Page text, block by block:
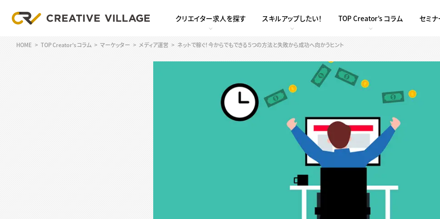
クリエイター求人を探す スキルアップしたい！ TOP Creator’s コラム セミ
HOME TOP Creator's コラム マーケッター メディア運営 ネットで稼ぐ！今からでもできる５つの方法と失敗から成功へ向かうヒント